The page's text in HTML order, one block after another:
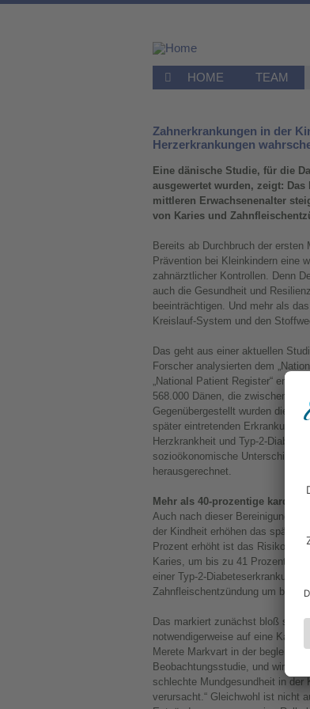
HOME TEAM
Zahnerkrankungen in der
Herzerkrankungen
Eine dänische Studie, für die
ausgewertet wurden, zeigt:
mittleren Erwachsenenalter
von Karies und
Bereits ab Durchbruch der ersten
Prävention bei Kleinkindern eine
zahnärztlicher Kontrollen. Denn
auch die Gesundheit und
beeinträchtigen. Und mehr als
Kreislauf-System und den
Das geht aus einer aktuellen
Forscher analysierten dem
„National Patient Register“
568.000 Dänen, die zwischen
Gegenübergestellt wurden die
später eintretenden
Herzkrankheit und Typ-2-
sozioökonomische Unterschiede,
herausgerechnet.
Mehr als 40-prozentige
Auch nach dieser Bereinigung
der Kindheit erhöhen das
Prozent erhöht ist das Risiko von
Karies, um bis zu 41 Prozent bei
einer Typ-2-Diabeteserkrankung
Zahnfleischentzündung um bis
Das markiert zunächst bloß
notwendigerweise auf eine
Merete Markvart in der
Beobachtungsstudie, und wir
schlechte Mundgesundheit in der
verursacht.“ Gleichwohl ist nicht